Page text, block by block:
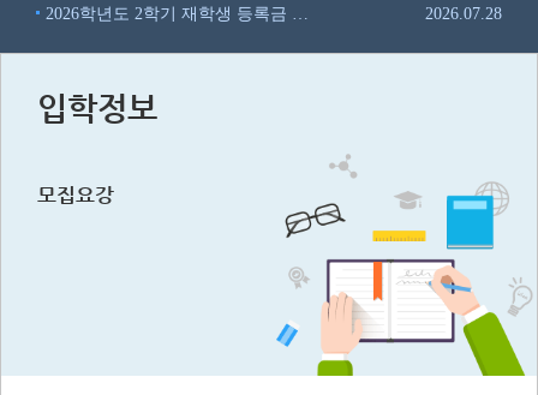
사 : www.chunchoo.co.kr , 02-312-6661 4. 주차관련 : 주
2026학년도 2학기 재학생 등록금 수납 안내
2026.07.28
입학정보
모집요강